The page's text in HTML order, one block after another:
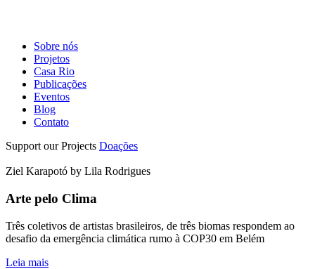
Sobre nós
Projetos
Casa Rio
Publicações
Eventos
Blog
Contato
Support our Projects Doações
Ziel Karapotó by Lila Rodrigues
Arte pelo Clima
Três coletivos de artistas brasileiros, de três biomas respondem ao
desafio da emergência climática rumo à COP30 em Belém
Leia mais